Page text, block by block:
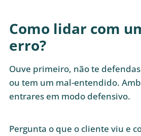
Como lidar com
erro?
Ouve primeiro, não te
ou tem um mal-entendido.
entrares em modo defensivo.
Pergunta o que o cliente viu e